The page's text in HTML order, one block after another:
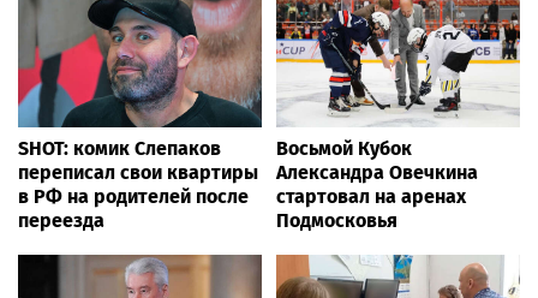
SHOT: комик Слепаков
переписал свои квартиры
в РФ на родителей после
переезда
Восьмой Кубок
Александра Овечкина
стартовал на аренах
Подмосковья